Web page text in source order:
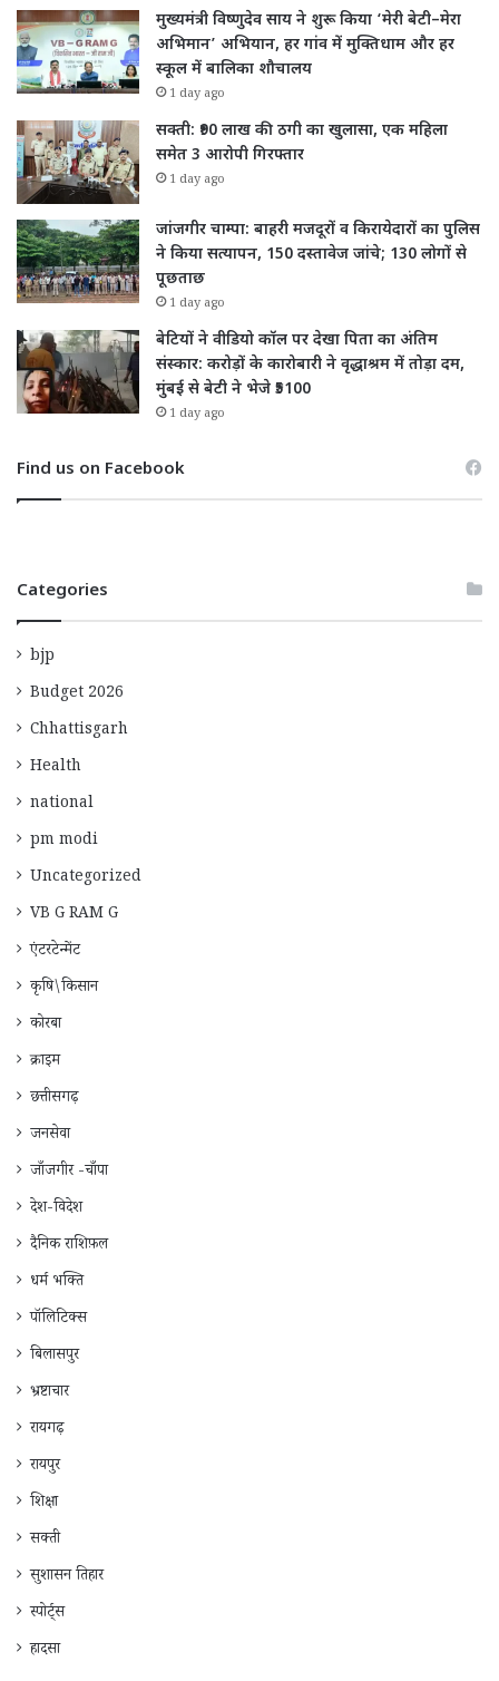
मुख्यमंत्री विष्णुदेव साय ने शुरू किया ‘मेरी बेटी–मेरा
अभिमान’ अभियान, हर गांव में मुक्तिधाम और हर
स्कूल में बालिका शौचालय
1 day ago
सक्ती: ₹90 लाख की ठगी का खुलासा, एक महिला
समेत 3 आरोपी गिरफ्तार
1 day ago
जांजगीर चाम्पा: बाहरी मजदूरों व किरायेदारों का पुलिस
ने किया सत्यापन, 150 दस्तावेज जांचे; 130 लोगों से
पूछताछ
1 day ago
बेटियों ने वीडियो कॉल पर देखा पिता का अंतिम
संस्कार: करोड़ों के कारोबारी ने वृद्धाश्रम में तोड़ा दम,
मुंबई से बेटी ने भेजे ₹5100
1 day ago
Find us on Facebook
Categories
bjp
Budget 2026
Chhattisgarh
Health
national
pm modi
Uncategorized
VB G RAM G
एंटरटेन्मेंट
कृषि\किसान
कोरबा
क्राइम
छत्तीसगढ़
जनसेवा
जाँजगीर -चाँपा
देश-विदेश
दैनिक राशिफ़ल
धर्म भक्ति
पॉलिटिक्स
बिलासपुर
भ्रष्टाचार
रायगढ़
रायपुर
शिक्षा
सक्ती
सुशासन तिहार
स्पोर्ट्स
हादसा